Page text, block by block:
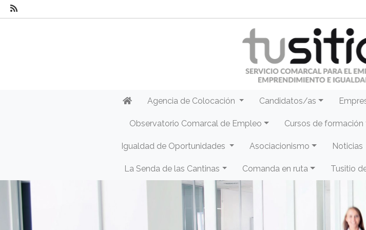
Agencia de Colocación Candidatos/as
Observatorio Comarcal de Empleo Cursos de formación
Igualdad de Oportunidades Asociacionismo Noticias
La Senda de las Cantinas Comanda en ruta Tusitio